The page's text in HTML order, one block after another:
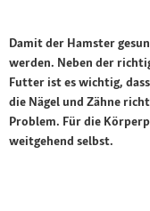
Damit der Hamster
werden. Neben der
Futter ist es wichtig,
die Nägel und Zähne
Problem. Für die
weitgehend selbst.